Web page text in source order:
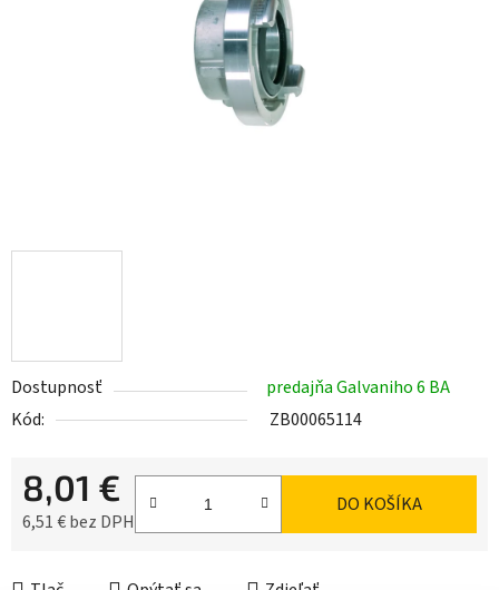
Dostupnosť
predajňa Galvaniho 6 BA
Kód:
ZB00065114
8,01 €
6,51 € bez DPH
DO KOŠÍKA